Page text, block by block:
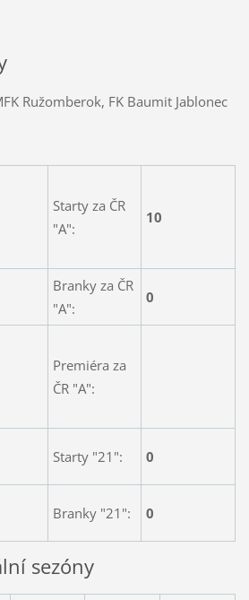
Ružomberok, FK Baumit Jablonec
Starty za ČR
"A":
10
Branky za ČR
"A":
0
Premiéra za
ČR "A":
Starty "21": 0
Branky "21": 0
sezóny